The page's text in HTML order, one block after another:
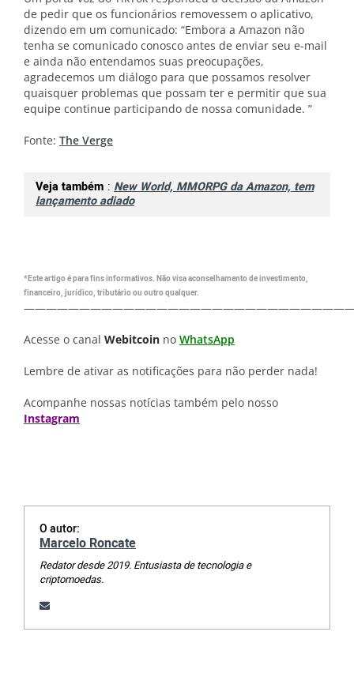
de pedir que os funcionários removessem o aplicativo,
dizendo em um comunicado: “Embora a Amazon não
tenha se comunicado conosco antes de enviar seu e-mail
e ainda não entendamos suas preocupações,
agradecemos um diálogo para que possamos resolver
quaisquer problemas que possam ter e permitir que sua
equipe continue participando de nossa comunidade. ”
Fonte: The Verge
Veja também : New World, MMORPG da Amazon, tem
lançamento adiado
*Este artigo é para fins informativos. Não visa aconselhamento de investimento,
financeiro, jurídico, tributário ou outro qualquer.
Acesse o canal Webitcoin no WhatsApp
Lembre de ativar as notificações para não perder nada!
Acompanhe nossas notícias também pelo nosso
Instagram
O autor:
Marcelo Roncate
Redator desde 2019. Entusiasta de tecnologia e
criptomoedas.